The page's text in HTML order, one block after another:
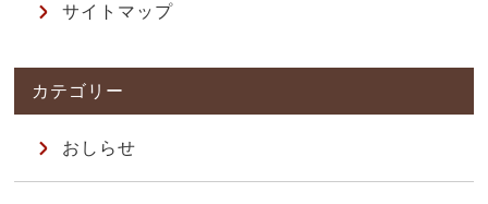
サイトマップ
おしらせ